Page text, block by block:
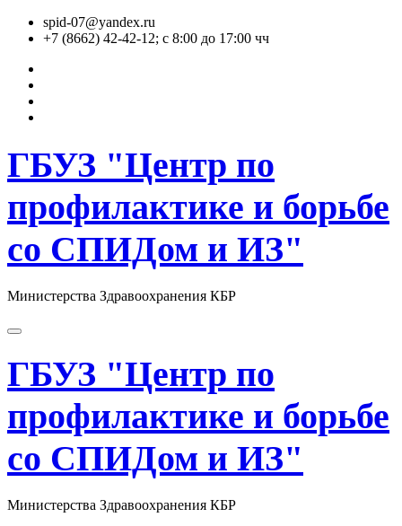
Перейтиspid-07@yandex.ru
+7 (8662) 42-42-12; с 8:00 до 17:00 чч
ГБУЗ "Центр по
профилактике и борьбе
со СПИДом и ИЗ"
Министерства Здравоохранения КБР
ГБУЗ "Центр по
профилактике и борьбе
со СПИДом и ИЗ"
Министерства Здравоохранения КБР